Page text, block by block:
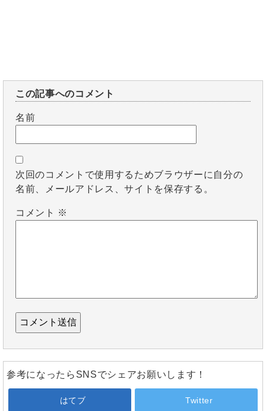
この記事へのコメント
名前
次回のコメントで使用するためブラウザーに自分の
名前、メールアドレス、サイトを保存する。
コメント ※
参考になったらSNSでシェアお願いします！
はてブ Twitter